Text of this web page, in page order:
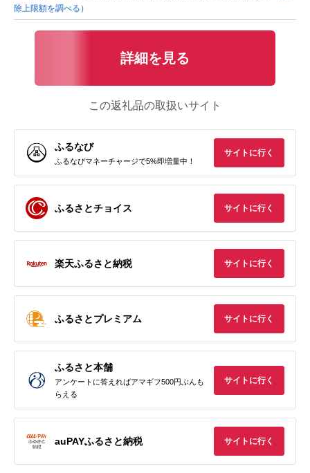
除上限額を調べる）
詳細を見る
この返礼品の取扱いサイト
ふるなび
ふるなびマネーチャージで5%即増量中！
サイトに行く
ふるさとチョイス サイトに行く
楽天ふるさと納税 サイトに行く
ふるさとプレミアム サイトに行く
ふるさと本舗
アンケートに答えればアマギフ500円ぶんも
らえる
サイトに行く
auPAYふるさと納税 サイトに行く